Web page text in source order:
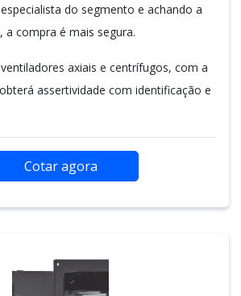
do segmento e achando a
a compra é mais segura.
axiais e centrífugos, com a
assertividade com identificação e
Cotar agora